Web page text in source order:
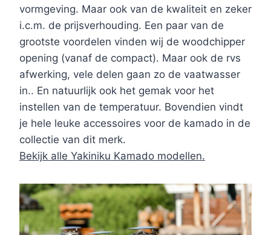
vormgeving. Maar ook van de kwaliteit en zeker
i.c.m. de prijsverhouding. Een paar van de
grootste voordelen vinden wij de woodchipper
opening (vanaf de compact). Maar ook de rvs
afwerking, vele delen gaan zo de vaatwasser
in.. En natuurlijk ook het gemak voor het
instellen van de temperatuur. Bovendien vindt
je hele leuke accessoires voor de kamado in de
collectie van dit merk.
Bekijk alle Yakiniku Kamado modellen.